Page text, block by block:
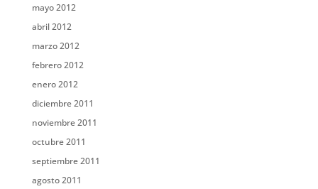
mayo 2012
abril 2012
marzo 2012
febrero 2012
enero 2012
diciembre 2011
noviembre 2011
octubre 2011
septiembre 2011
agosto 2011